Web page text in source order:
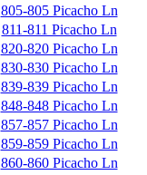
805-805 Picacho Ln
811-811 Picacho Ln
820-820 Picacho Ln
830-830 Picacho Ln
839-839 Picacho Ln
848-848 Picacho Ln
857-857 Picacho Ln
859-859 Picacho Ln
860-860 Picacho Ln